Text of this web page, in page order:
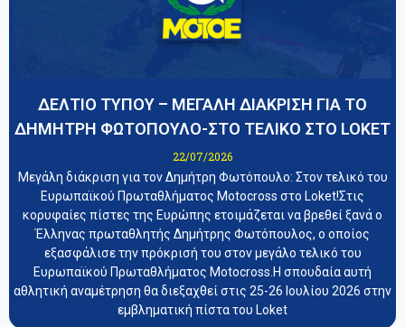
ΔΕΛΤΙΟ ΤΥΠΟΥ – ΜΕΓΑΛΗ ΔΙΑΚΡΙΣΗ ΓΙΑ ΤΟ
ΔΗΜΗΤΡΗ ΦΩΤΟΠΟΥΛΟ-ΣΤΟ ΤΕΛΙΚΟ ΣΤΟ LOKET
22/07/2026
Μεγάλη διάκριση για τον Δημήτρη Φωτόπουλο: Στον τελικό του
Ευρωπαϊκού Πρωταθλήματος Motocross στο Loket!Στις
κορυφαίες πίστες της Ευρώπης ετοιμάζεται να βρεθεί ξανά ο
Έλληνας πρωταθλητής Δημήτρης Φωτόπουλος, ο οποίος
εξασφάλισε την πρόκρισή του στον μεγάλο τελικό του
Ευρωπαϊκού Πρωταθλήματος Motocross.Η σπουδαία αυτή
αθλητική αναμέτρηση θα διεξαχθεί στις 25-26 Ιουλίου 2026 στην
εμβληματική πίστα του Loket